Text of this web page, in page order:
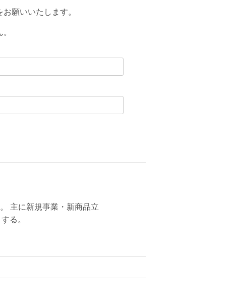
願いいたします。
主に新規事業・新商品立
る。